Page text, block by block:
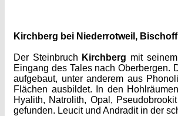
Kirchberg bei Niederrotweil,
Der Steinbruch Kirchberg mit
Eingang des Tales nach Oberbergen.
aufgebaut, unter anderem aus
Flächen ausbildet. In den
Hyalith, Natrolith, Opal,
gefunden. Leucit und Andradit in der